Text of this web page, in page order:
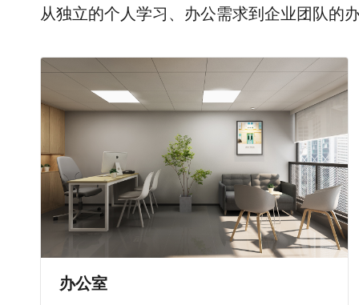
从独立的个人学习、办公需求到企业团队的
办公室